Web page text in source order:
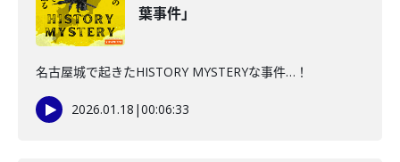
葉事件」
名古屋城で起きたHISTORY MYSTERYな事件…！
2026.01.18 |00:06:33